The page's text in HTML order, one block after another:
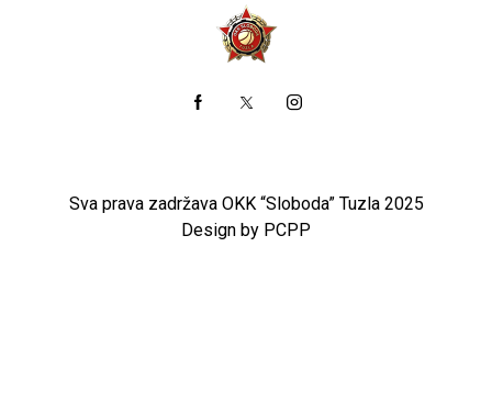
Sva prava zadržava OKK “Sloboda” Tuzla 2025
Design by PCPP